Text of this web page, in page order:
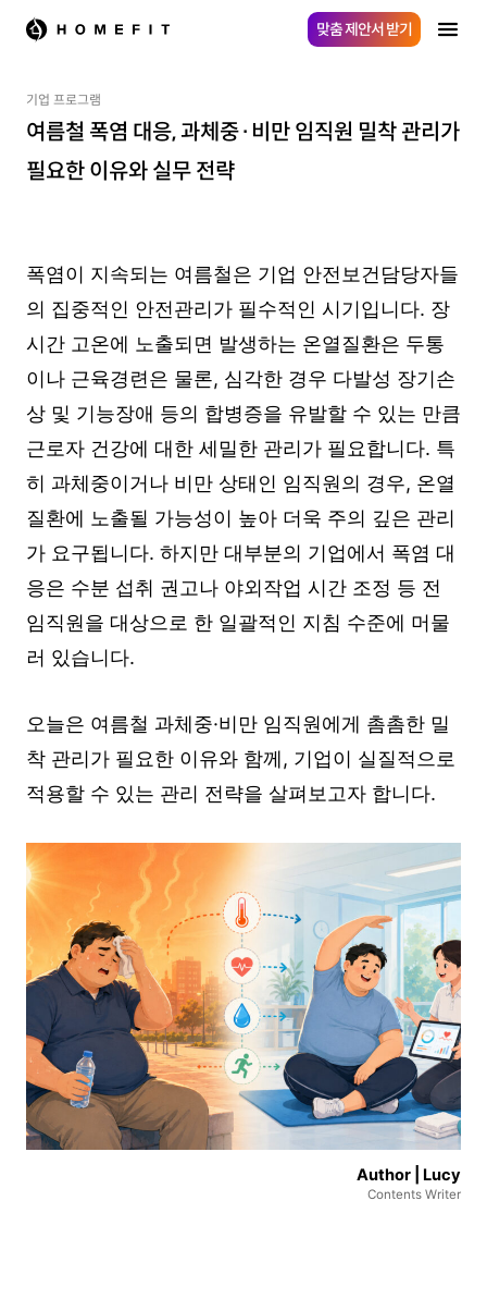
맞춤 제안서 받기
기업 프로그램
여름철 폭염 대응, 과체중·비만 임직원 밀착 관리가
필요한 이유와 실무 전략
폭염이 지속되는 여름철은 기업 안전보건담당자들
의 집중적인 안전관리가 필수적인 시기입니다. 장
시간 고온에 노출되면 발생하는 온열질환은 두통
이나 근육경련은 물론, 심각한 경우 다발성 장기손
상 및 기능장애 등의 합병증을 유발할 수 있는 만큼
근로자 건강에 대한 세밀한 관리가 필요합니다. 특
히 과체중이거나 비만 상태인 임직원의 경우, 온열
질환에 노출될 가능성이 높아 더욱 주의 깊은 관리
가 요구됩니다. 하지만 대부분의 기업에서 폭염 대
응은 수분 섭취 권고나 야외작업 시간 조정 등 전
임직원을 대상으로 한 일괄적인 지침 수준에 머물
러 있습니다.
오늘은 여름철 과체중·비만 임직원에게 촘촘한 밀
착 관리가 필요한 이유와 함께, 기업이 실질적으로
적용할 수 있는 관리 전략을 살펴보고자 합니다.
Author | Lucy
Contents Writer